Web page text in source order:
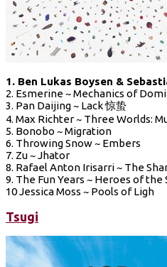
1. Ben Lukas Boysen &
2. Esmerine ~ Mechanics of
3. Pan Daijing ~ Lack 惊蛰
4. Max Richter ~ Three Worlds:
5. Bonobo ~ Migration
6. Throwing Snow ~ Embers
7. Zu ~ Jhator
8. Rafael Anton Irisarri ~ The
9. The Fun Years ~ Heroes of the
10 Jessica Moss ~ Pools of Ligh
Tsugi